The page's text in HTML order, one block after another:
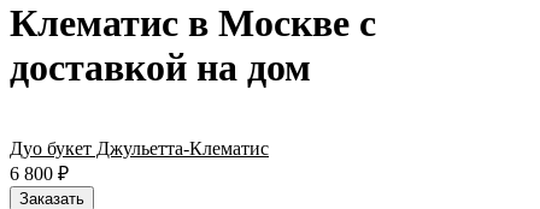
Клематис в Москве с
доставкой на дом
Дуо букет Джульетта-Клематис
6 800 ₽
Заказать